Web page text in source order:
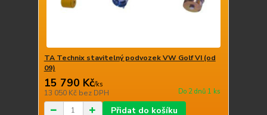
TA Technix stavitelný podvozek VW Golf VI (od
09)
15 790 Kč/ks
13 050 Kč bez DPH Do 2 dnů 1 ks
Přidat do košíku